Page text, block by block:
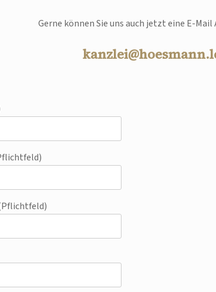
Gerne können Sie uns auch jetzt eine E-Mail